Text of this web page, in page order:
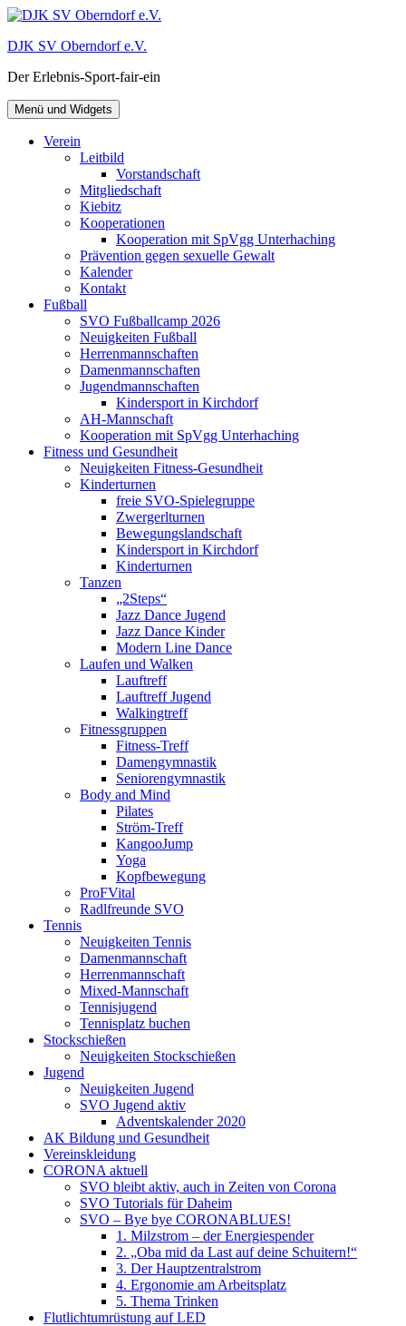
Zum
springen
DJK SV Oberndorf e.V.
Der Erlebnis-Sport-fair-ein
Menü und Widgets
Verein
Leitbild
Vorstandschaft
Mitgliedschaft
Kiebitz
Kooperationen
Kooperation mit SpVgg Unterhaching
Prävention gegen sexuelle Gewalt
Kalender
Kontakt
Fußball
SVO Fußballcamp 2026
Neuigkeiten Fußball
Herrenmannschaften
Damenmannschaften
Jugendmannschaften
Kindersport in Kirchdorf
AH-Mannschaft
Kooperation mit SpVgg Unterhaching
Fitness und Gesundheit
Neuigkeiten Fitness-Gesundheit
Kinderturnen
freie SVO-Spielegruppe
Zwergerlturnen
Bewegungslandschaft
Kindersport in Kirchdorf
Kinderturnen
Tanzen
„2Steps“
Jazz Dance Jugend
Jazz Dance Kinder
Modern Line Dance
Laufen und Walken
Lauftreff
Lauftreff Jugend
Walkingtreff
Fitnessgruppen
Fitness-Treff
Damengymnastik
Seniorengymnastik
Body and Mind
Pilates
Ström-Treff
KangooJump
Yoga
Kopfbewegung
ProFVital
Radlfreunde SVO
Tennis
Neuigkeiten Tennis
Damenmannschaft
Herrenmannschaft
Mixed-Mannschaft
Tennisjugend
Tennisplatz buchen
Stockschießen
Neuigkeiten Stockschießen
Jugend
Neuigkeiten Jugend
SVO Jugend aktiv
Adventskalender 2020
AK Bildung und Gesundheit
Vereinskleidung
CORONA aktuell
SVO bleibt aktiv, auch in Zeiten von Corona
SVO Tutorials für Daheim
SVO – Bye bye CORONABLUES!
1. Milzstrom – der Energiespender
2. „Oba mid da Last auf deine Schuitern!“
3. Der Hauptzentralstrom
4. Ergonomie am Arbeitsplatz
5. Thema Trinken
Flutlichtumrüstung auf LED